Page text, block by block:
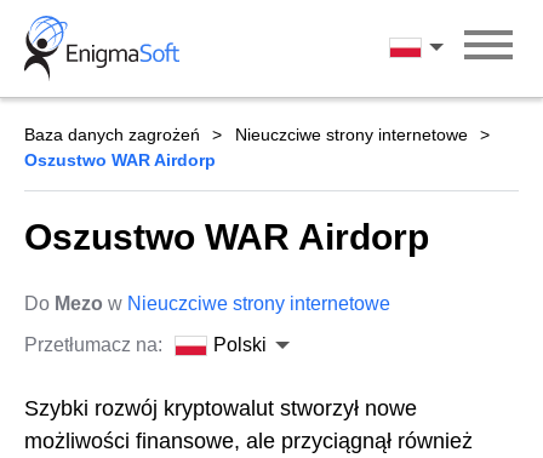
Skip
content
Polski
Baza danych zagrożeń
Nieuczciwe strony internetowe
Oszustwo WAR Airdorp
Oszustwo WAR Airdorp
Do Mezo w Nieuczciwe strony internetowe
Przetłumacz na:
Polski
Szybki rozwój kryptowalut stworzył nowe
możliwości finansowe, ale przyciągnął również